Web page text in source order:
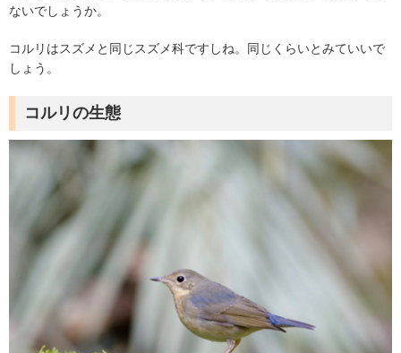
ないでしょうか。
コルリはスズメと同じスズメ科ですしね。同じくらいとみていいで
しょう。
コルリの生態